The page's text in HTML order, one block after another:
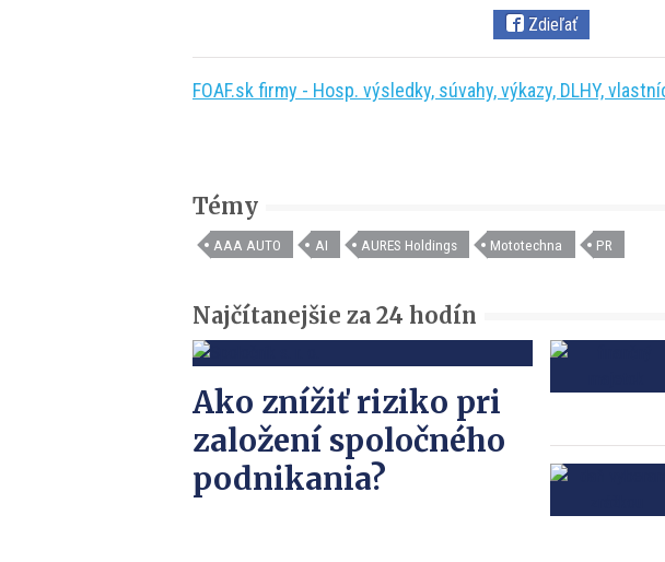
Zdieľať
FOAF.sk firmy - Hosp. výsledky, súvahy, výkazy, DLHY,
Témy
AAA AUTO AI AURES Holdings Mototechna PR
Najčítanejšie za 24 hodín
Ako znížiť riziko pri
založení spoločného
podnikania?